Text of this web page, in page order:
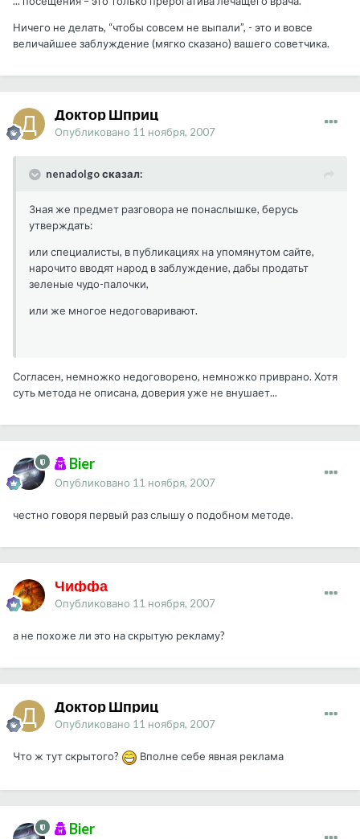
Ничего не делать, “чтобы совсем не выпали”, - это и вовсе
величайшее заблуждение (мягко сказано) вашего советчика.
Доктор Шприц
Опубликовано 11 ноября, 2007
nenadolgo сказал:
Зная же предмет разговора не понаслышке, берусь
утверждать:
или специалисты, в публикациях на упомянутом сайте,
нарочито вводят народ в заблуждение, дабы продатьт
зеленые чудо-палочки,
или же многое недоговаривают.
Согласен, немножко недоговорено, немножко приврано. Хотя
суть метода не описана, доверия уже не внушает...
Bier
Опубликовано 11 ноября, 2007
честно говоря первый раз слышу о подобном методе.
Чиффа
Опубликовано 11 ноября, 2007
а не похоже ли это на скрытую рекламу?
Доктор Шприц
Опубликовано 11 ноября, 2007
Что ж тут скрытого? Вполне себе явная реклама
Bier